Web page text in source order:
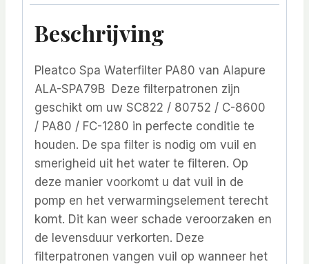
Beschrijving
Pleatco Spa Waterfilter PA80 van Alapure
ALA-SPA79B Deze filterpatronen zijn
geschikt om uw SC822 / 80752 / C-8600
/ PA80 / FC-1280 in perfecte conditie te
houden. De spa filter is nodig om vuil en
smerigheid uit het water te filteren. Op
deze manier voorkomt u dat vuil in de
pomp en het verwarmingselement terecht
komt. Dit kan weer schade veroorzaken en
de levensduur verkorten. Deze
filterpatronen vangen vuil op wanneer het